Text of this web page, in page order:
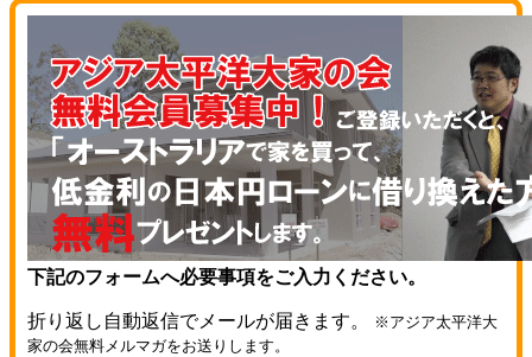
下記のフォームへ必要事項をご入力ください。
折り返し自動返信でメールが届きます。
※アジア太平洋大
家の会無料メルマガをお送りします。